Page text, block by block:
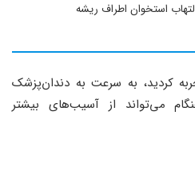
استخوان اطراف ریشه
کردید، به سرعت به دندان‌پزشک
می‌تواند از آسیب‌های بیشتر